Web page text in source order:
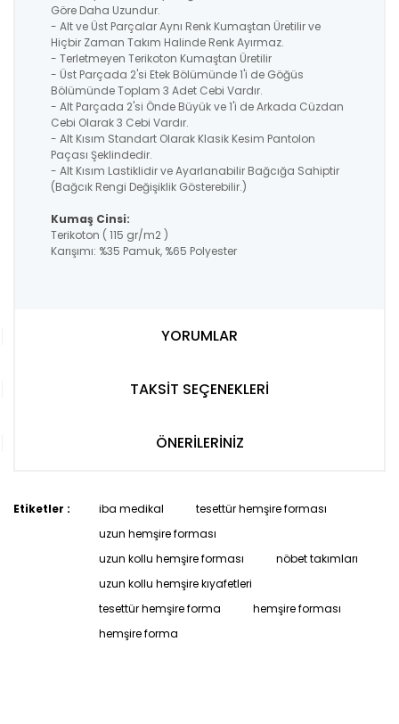
Göre Daha Uzundur.
- Alt ve Üst Parçalar Aynı Renk Kumaştan Üretilir ve
Hiçbir Zaman Takım Halinde Renk Ayırmaz.
- Terletmeyen Terikoton Kumaştan Üretilir
- Üst Parçada 2'si Etek Bölümünde 1'i de Göğüs
Bölümünde Toplam 3 Adet Cebi Vardır.
- Alt Parçada 2'si Önde Büyük ve 1'i de Arkada Cüzdan
Cebi Olarak 3 Cebi Vardır.
- Alt Kısım Standart Olarak Klasik Kesim Pantolon
Paçası Şeklindedir.
- Alt Kısım Lastiklidir ve Ayarlanabilir Bağcığa Sahiptir
(Bağcık Rengi Değişiklik Gösterebilir.)
Kumaş Cinsi:
Terikoton ( 115 gr/m2 )
Karışımı: %35 Pamuk, %65 Polyester
YORUMLAR
TAKSİT SEÇENEKLERİ
ÖNERİLERİNİZ
Etiketler : iba medikal
tesettür hemşire forması
uzun hemşire forması
uzun kollu hemşire forması
nöbet takımları
uzun kollu hemşire kıyafetleri
tesettür hemşire forma
hemşire forması
hemşire forma